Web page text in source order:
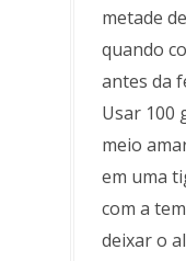
metade
quando
antes da
Usar 100
meio
em uma
com a
deixar o